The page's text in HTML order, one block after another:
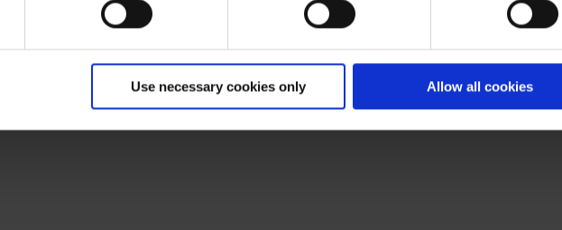
Use necessary cookies only Allow all cookies